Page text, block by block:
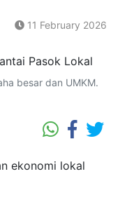
11 February 2026
besar dan UMKM.
ekonomi lokal